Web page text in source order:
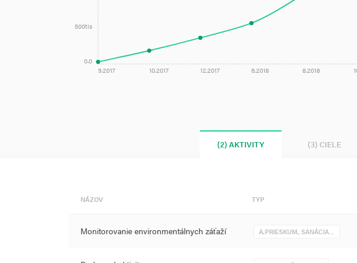
9.2017 10.2017 12.2017 6.2018 8.2018
0.0
500tis
(2) AKTIVITY (3) CIELE
NÁZOV TYP
Monitorovanie environmentálnych záťaží A.PRIESKUM, SANÁCIA…